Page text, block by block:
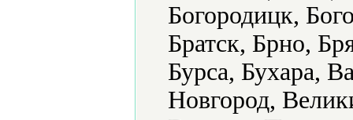
Богородицк,
Братск, Брно,
Бурса, Бухара,
Новгород,